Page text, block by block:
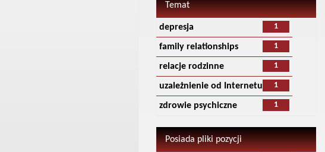
Temat
1
depresja
1
family relationships
1
relacje rodzinne
1
uzależnienie od Internetu
1
zdrowie psychiczne
Posiada pliki pozycji